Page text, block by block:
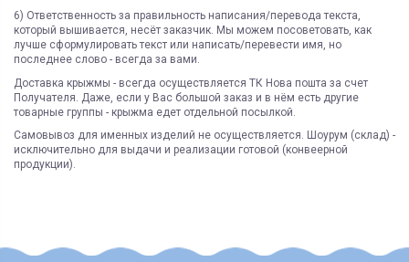
6) Ответственность за правильность написания/перевода текста,
который вышивается, несёт заказчик. Мы можем посоветовать, как
лучше сформулировать текст или написать/перевести имя, но
последнее слово - всегда за вами.
Доставка крыжмы - всегда осуществляется ТК Нова пошта за счет
Получателя. Даже, если у Вас большой заказ и в нём есть другие
товарные группы - крыжма едет отдельной посылкой.
Самовывоз для именных изделий не осуществляется. Шоурум (склад) -
исключительно для выдачи и реализации готовой (конвеерной
продукции).
поверненню НЕ ПІДЛЯГАЮТЬ наступні категоріі товарів